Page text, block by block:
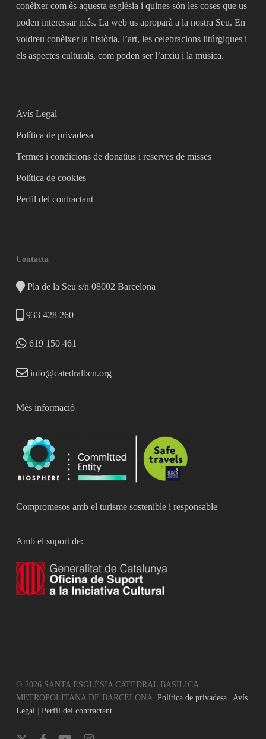
conèixer com és aquesta església i quines són les coses que us
poden interessar més. La web us aproparà a la nostra Seu. En
voldreu conèixer la història, l’art, les celebracions litúrgiques i
els aspectes culturals, com poden ser l’arxiu i la música.
Avís Legal
Política de privadesa
Termes i condicions de donatius i reserves de misses
Política de cookies
Perfil del contractant
Contacta
Pla de la Seu s/n 08002 Barcelona
933 428 260
619 150 461
info@catedralbcn.org
Més informació
Compromesos amb el turisme sostenible i responsable
Amb el suport de:
© 2026 SANTA ESGLÉSIA CATEDRAL BASÍLICA
METROPOLITANA DE BARCELONA. Política de privadesa| Avís
Legal| Perfil del contractant